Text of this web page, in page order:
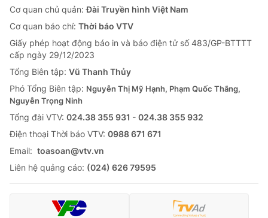
Cơ quan chủ quản:Đài Truyền hình Việt Nam
Cơ quan báo chí: Thời báo VTV
Giấy phép hoạt động báo in và báo điện tử số 483/GP-BTTTT
cấp ngày 29/12/2023
Tổng Biên tập: Vũ Thanh Thủy
Phó Tổng Biên tập: Nguyễn Thị Mỹ Hạnh, Phạm Quốc Thắng,
Nguyễn Trọng Ninh
Tổng đài VTV: 024.38 355 931 - 024.38 355 932
Ðiện thoại Thời báo VTV: 0988 671 671
Email: toasoan@vtv.vn
Liên hệ quảng cáo: (024) 626 79595